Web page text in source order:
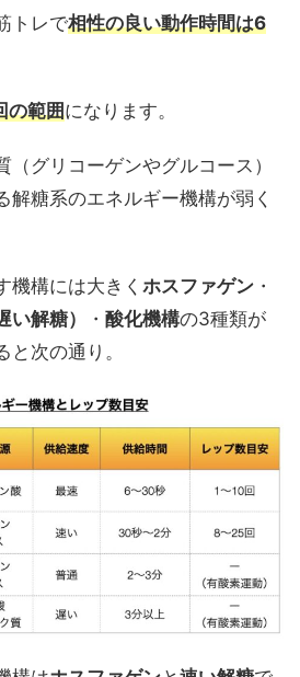
トレで相性の良い動作時間は6
の範囲になります。
（グリコーゲンやグルコース）
解糖系のエネルギー機構が弱く
機構には大きく ホスファゲン ・
解糖）
・ 酸化機構の3種類が
次の通り。